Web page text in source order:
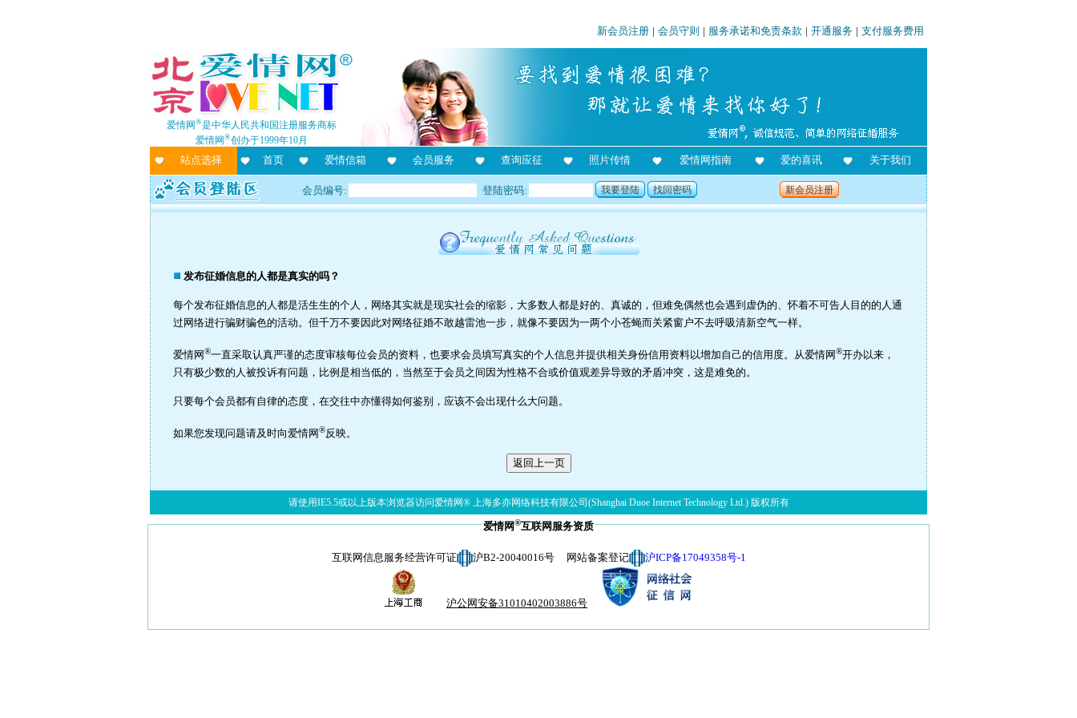
新会员注册 | 会员守则 | 服务承诺和免责条款 | 开通服务 | 支付服务费用
爱情网®是中华人民共和国注册服务商标
爱情网®创办于1999年10月
站点选择 首页 爱情信箱 会员服务 查询应征 照片传情 爱情网指南 爱的喜讯 关于我们
会员编号: 登陆密码: 我要登陆 找回密码 新会员注册
发布征婚信息的人都是真实的吗？
每个发布征婚信息的人都是活生生的个人，网络其实就是现实社会的缩影，大多数人都是好的、真诚的，但难免偶然也会遇到虚伪的、怀着不可告人目的的人通
过网络进行骗财骗色的活动。但千万不要因此对网络征婚不敢越雷池一步，就像不要因为一两个小苍蝇而关紧窗户不去呼吸清新空气一样。
爱情网®一直采取认真严谨的态度审核每位会员的资料，也要求会员填写真实的个人信息并提供相关身份信用资料以增加自己的信用度。从爱情网®开办以来，
只有极少数的人被投诉有问题，比例是相当低的，当然至于会员之间因为性格不合或价值观差异导致的矛盾冲突，这是难免的。
只要每个会员都有自律的态度，在交往中亦懂得如何鉴别，应该不会出现什么大问题。
如果您发现问题请及时向爱情网®反映。
请使用IE5.5或以上版本浏览器访问爱情网® 上海多亦网络科技有限公司(Shanghai Duoe Internet Technology Ltd.) 版权所有
爱情网®互联网服务资质
互联网信息服务经营许可证 沪B2-20040016号 网站备案登记 沪ICP备17049358号-1
沪公网安备31010402003886号